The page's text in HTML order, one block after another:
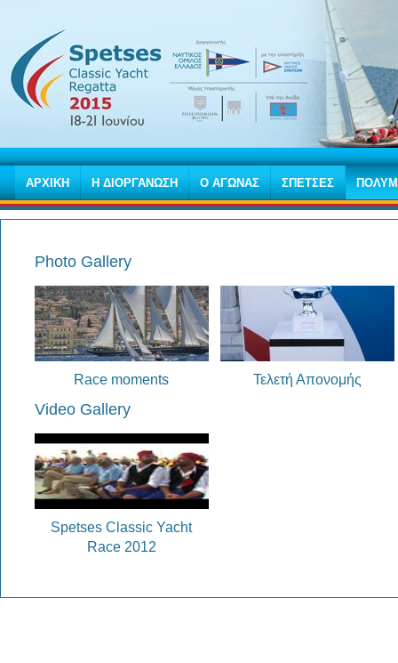
ΑΡΧΙΚΗ Η ΔΙΟΡΓΑΝΩΣΗ Ο ΑΓΩΝΑΣ ΣΠΕΤΣΕΣ
Photo Gallery
Race moments Τελετή Απονομής
Video Gallery
Spetses Classic Yacht
Race 2012